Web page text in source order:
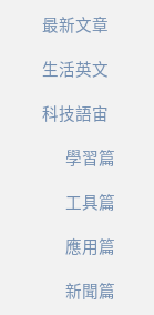
最新文章
生活英文
科技語宙
學習篇
工具篇
應用篇
新聞篇